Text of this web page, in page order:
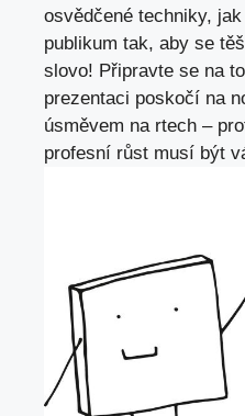
osvědčené techniky,
publikum tak, aby se
slovo! Připravte se na
prezentaci poskočí na
úsměvem na rtech –
profesní růst musí být